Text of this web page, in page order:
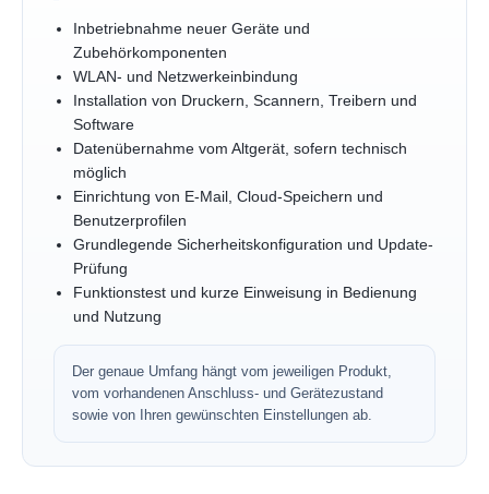
Inbetriebnahme neuer Geräte und
Zubehörkomponenten
WLAN- und Netzwerkeinbindung
Installation von Druckern, Scannern, Treibern und
Software
Datenübernahme vom Altgerät, sofern technisch
möglich
Einrichtung von E-Mail, Cloud-Speichern und
Benutzerprofilen
Grundlegende Sicherheitskonfiguration und Update-
Prüfung
Funktionstest und kurze Einweisung in Bedienung
und Nutzung
Der genaue Umfang hängt vom jeweiligen Produkt,
vom vorhandenen Anschluss- und Gerätezustand
sowie von Ihren gewünschten Einstellungen ab.